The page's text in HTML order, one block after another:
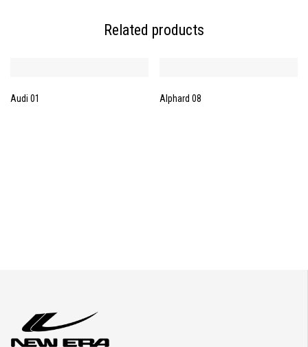
Related products
Audi 01 Alphard 08